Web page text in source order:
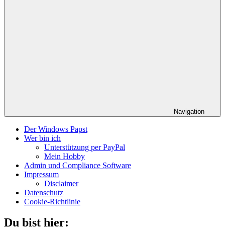
Navigation
Der Windows Papst
Wer bin ich
Unterstützung per PayPal
Mein Hobby
Admin und Compliance Software
Impressum
Disclaimer
Datenschutz
Cookie-Richtlinie
Du bist hier: